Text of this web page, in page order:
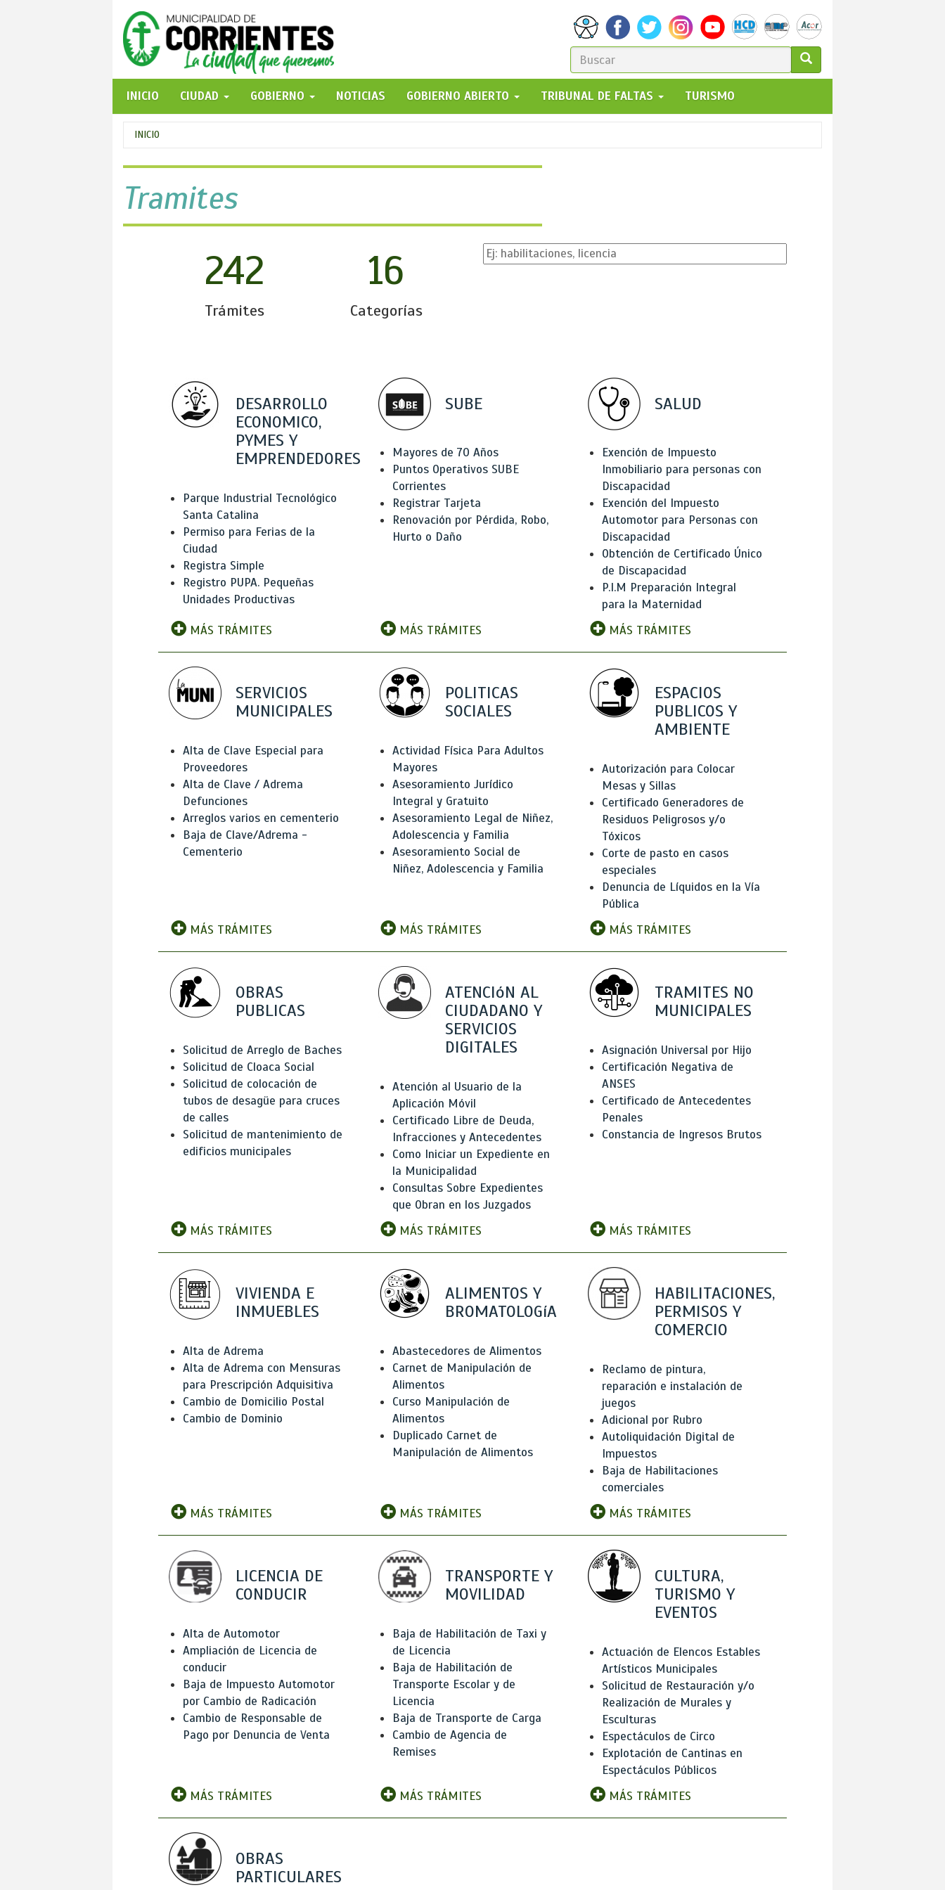
FORMULARIO
DE
BÚSQUEDA
GO!
INICIO
CIUDAD GOBIERNO NOTICIAS GOBIERNO ABIERTO TRIBUNAL DE FALTAS TURISMO
Se
encuentra
usted
aquí
INICIO
Tramites
242
Trámites
16
Categorías
DESARROLLO
ECONOMICO,
PYMES Y
EMPRENDEDORES
Parque Industrial Tecnológico
Santa Catalina
Permiso para Ferias de la
Ciudad
Registra Simple
Registro PUPA. Pequeñas
Unidades Productivas
MÁS TRÁMITES
SUBE
Mayores de 70 Años
Puntos Operativos SUBE
Corrientes
Registrar Tarjeta
Renovación por Pérdida, Robo,
Hurto o Daño
MÁS TRÁMITES
SALUD
Exención de Impuesto
Inmobiliario para personas con
Discapacidad
Exención del Impuesto
Automotor para Personas con
Discapacidad
Obtención de Certificado Único
de Discapacidad
P.I.M Preparación Integral
para la Maternidad
MÁS TRÁMITES
SERVICIOS
MUNICIPALES
Alta de Clave Especial para
Proveedores
Alta de Clave / Adrema
Defunciones
Arreglos varios en cementerio
Baja de Clave/Adrema -
Cementerio
MÁS TRÁMITES
POLITICAS
SOCIALES
Actividad Física Para Adultos
Mayores
Asesoramiento Jurídico
Integral y Gratuito
Asesoramiento Legal de Niñez,
Adolescencia y Familia
Asesoramiento Social de
Niñez, Adolescencia y Familia
MÁS TRÁMITES
ESPACIOS
PUBLICOS Y
AMBIENTE
Autorización para Colocar
Mesas y Sillas
Certificado Generadores de
Residuos Peligrosos y/o
Tóxicos
Corte de pasto en casos
especiales
Denuncia de Líquidos en la Vía
Pública
MÁS TRÁMITES
OBRAS
PUBLICAS
Solicitud de Arreglo de Baches
Solicitud de Cloaca Social
Solicitud de colocación de
tubos de desagüe para cruces
de calles
Solicitud de mantenimiento de
edificios municipales
MÁS TRÁMITES
ATENCIóN AL
CIUDADANO Y
SERVICIOS
DIGITALES
Atención al Usuario de la
Aplicación Móvil
Certificado Libre de Deuda,
Infracciones y Antecedentes
Como Iniciar un Expediente en
la Municipalidad
Consultas Sobre Expedientes
que Obran en los Juzgados
MÁS TRÁMITES
TRAMITES NO
MUNICIPALES
Asignación Universal por Hijo
Certificación Negativa de
ANSES
Certificado de Antecedentes
Penales
Constancia de Ingresos Brutos
MÁS TRÁMITES
VIVIENDA E
INMUEBLES
Alta de Adrema
Alta de Adrema con Mensuras
para Prescripción Adquisitiva
Cambio de Domicilio Postal
Cambio de Dominio
MÁS TRÁMITES
ALIMENTOS Y
BROMATOLOGíA
Abastecedores de Alimentos
Carnet de Manipulación de
Alimentos
Curso Manipulación de
Alimentos
Duplicado Carnet de
Manipulación de Alimentos
MÁS TRÁMITES
HABILITACIONES,
PERMISOS Y
COMERCIO
Reclamo de pintura,
reparación e instalación de
juegos
Adicional por Rubro
Autoliquidación Digital de
Impuestos
Baja de Habilitaciones
comerciales
MÁS TRÁMITES
LICENCIA DE
CONDUCIR
Alta de Automotor
Ampliación de Licencia de
conducir
Baja de Impuesto Automotor
por Cambio de Radicación
Cambio de Responsable de
Pago por Denuncia de Venta
MÁS TRÁMITES
TRANSPORTE Y
MOVILIDAD
Baja de Habilitación de Taxi y
de Licencia
Baja de Habilitación de
Transporte Escolar y de
Licencia
Baja de Transporte de Carga
Cambio de Agencia de
Remises
MÁS TRÁMITES
CULTURA,
TURISMO Y
EVENTOS
Actuación de Elencos Estables
Artísticos Municipales
Solicitud de Restauración y/o
Realización de Murales y
Esculturas
Espectáculos de Circo
Explotación de Cantinas en
Espectáculos Públicos
MÁS TRÁMITES
OBRAS
PARTICULARES